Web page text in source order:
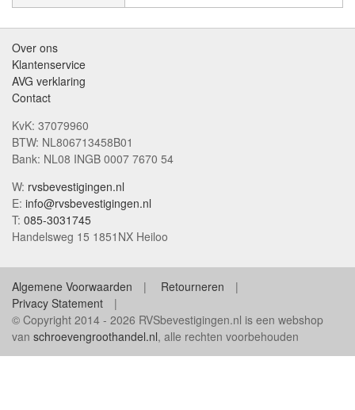
Over ons
Klantenservice
AVG verklaring
Contact
KvK: 37079960
BTW: NL806713458B01
Bank: NL08 INGB 0007 7670 54
W: rvsbevestigingen.nl
E: info@rvsbevestigingen.nl
T: 085-3031745
Handelsweg 15 1851NX Heiloo
Algemene Voorwaarden
Retourneren
Privacy Statement
© Copyright 2014 - 2026 RVSbevestigingen.nl is een webshop
van schroevengroothandel.nl, alle rechten voorbehouden